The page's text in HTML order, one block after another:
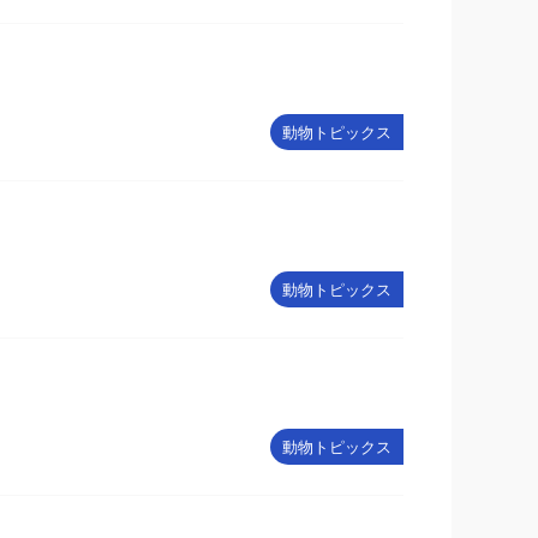
動物トピックス
動物トピックス
動物トピックス